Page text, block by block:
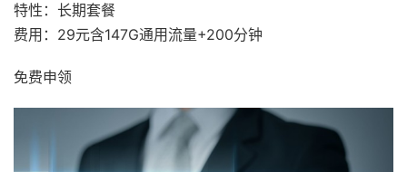
特性：长期套餐
费用：29元含147G通用流量+200分钟
免费申领